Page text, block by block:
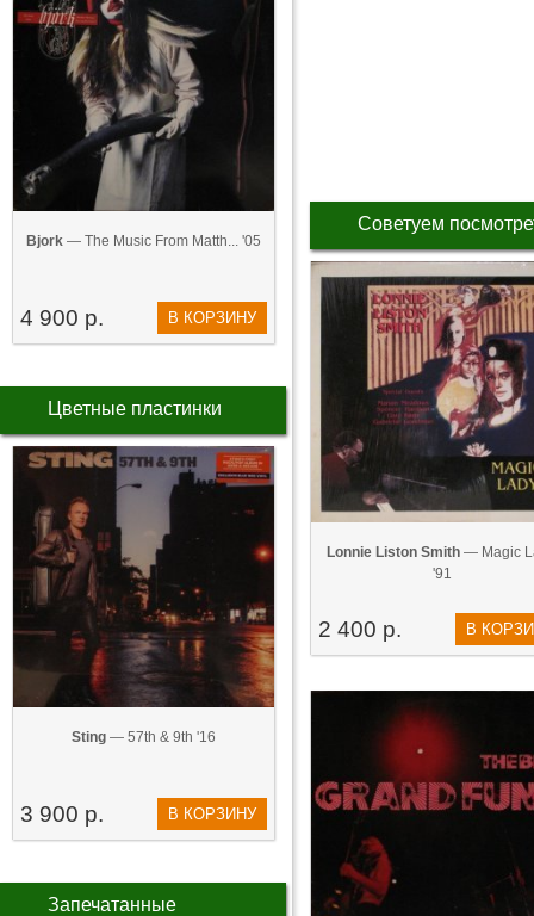
Bjork — The Music From Matth... '05
4 900 р. В КОРЗИНУ
Цветные пластинки
Sting — 57th & 9th '16
3 900 р. В КОРЗИНУ
Запечатанные
Советуем
Lonnie Liston Smith — Magic
'91
2 400 р. В